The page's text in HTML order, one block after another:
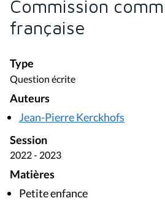
Commission
française
Type
Question écrite
Auteurs
Jean-Pierre Kerckhofs
Session
2022 - 2023
Matières
Petite enfance